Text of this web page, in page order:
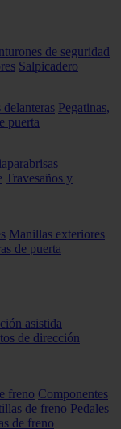
de seguridad
Salpicadero
delanteras Pegatinas,
puerta
Travesaños y
Manillas exteriores
de puerta
asistida
de dirección
freno Componentes
de freno Pedales
de freno